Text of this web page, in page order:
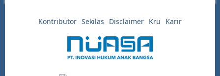
Kontributor Sekilas Disclaimer Kru Karir